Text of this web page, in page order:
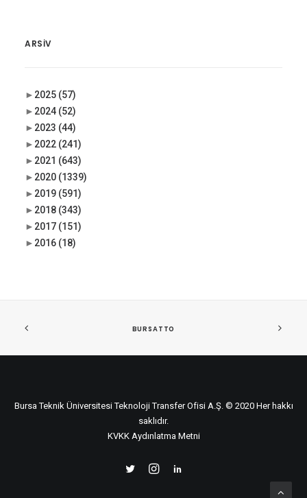
ARSIV
► 2025 (57)
► 2024 (52)
► 2023 (44)
► 2022 (241)
► 2021 (643)
► 2020 (1339)
► 2019 (591)
► 2018 (343)
► 2017 (151)
► 2016 (18)
BURSATTO
Bursa Teknik Üniversitesi Teknoloji Transfer Ofisi A.Ş. © 2020 Her hakkı
saklıdır.
KVKK Aydınlatma Metni